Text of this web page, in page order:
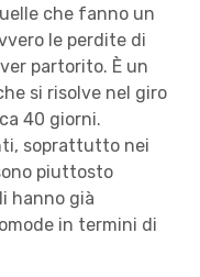
che fanno un
le perdite di
partorito. È un
si risolve nel giro
40 giorni.
soprattutto nei
piuttosto
hanno già
in termini di